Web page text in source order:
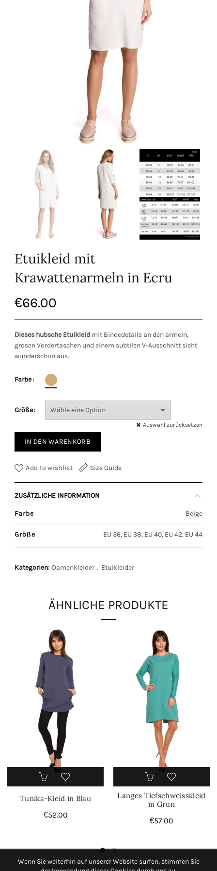
Etuikleid mit
Krawattenarmeln in Ecru
€66.00
Dieses hubsche Etuikleid mit Bindedetails an den armeln,
grosen Vordertaschen und einem subtilen V-Ausschnitt sieht
wunderschon aus.
Farbe
Größe
Auswahl zurücksetzen
IN DEN WARENKORB
Add to wishlist Size Guide
ZUSÄTZLICHE INFORMATION
Farbe Beige
Größe EU 36, EU 38, EU 40, EU 42, EU 44
Kategorien: Damenkleider , Etuikleider
ÄHNLICHE PRODUKTE
Tunika-Kleid in Blau
€52.00
Langes Tiefschweisskleid
in Grun
€57.00
Wenn Sie weiterhin auf unserer Website surfen, stimmen Sie